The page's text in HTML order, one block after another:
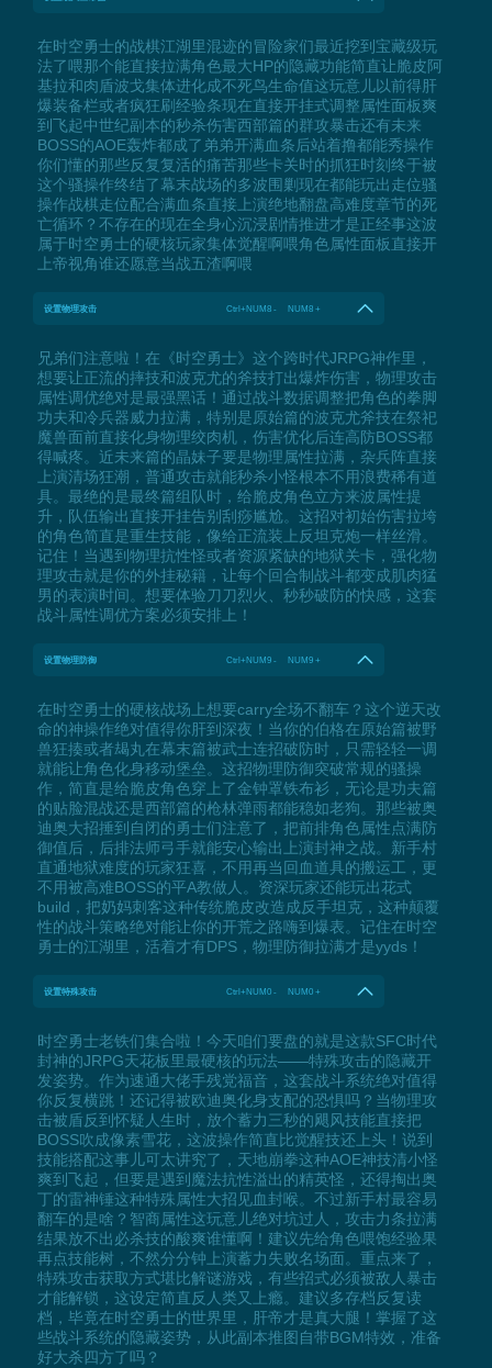
在时空勇士的战棋江湖里混迹的冒险家们最近挖到宝藏级玩
法了喂那个能直接拉满角色最大HP的隐藏功能简直让脆皮阿
基拉和肉盾波戈集体进化成不死鸟生命值这玩意儿以前得肝
爆装备栏或者疯狂刷经验条现在直接开挂式调整属性面板爽
到飞起中世纪副本的秒杀伤害西部篇的群攻暴击还有未来
BOSS的AOE轰炸都成了弟弟开满血条后站着撸都能秀操作
你们懂的那些反复复活的痛苦那些卡关时的抓狂时刻终于被
这个骚操作终结了幕末战场的多波围剿现在都能玩出走位骚
操作战棋走位配合满血条直接上演绝地翻盘高难度章节的死
亡循环？不存在的现在全身心沉浸剧情推进才是正经事这波
属于时空勇士的硬核玩家集体觉醒啊喂角色属性面板直接开
上帝视角谁还愿意当战五渣啊喂
设置物理攻击 Ctrl+NUM8 - NUM8 +
兄弟们注意啦！在《时空勇士》这个跨时代JRPG神作里，
想要让正流的摔技和波克尤的斧技打出爆炸伤害，物理攻击
属性调优绝对是最强黑话！通过战斗数据调整把角色的拳脚
功夫和冷兵器威力拉满，特别是原始篇的波克尤斧技在祭祀
魔兽面前直接化身物理绞肉机，伤害优化后连高防BOSS都
得喊疼。近未来篇的晶妹子要是物理属性拉满，杂兵阵直接
上演清场狂潮，普通攻击就能秒杀小怪根本不用浪费稀有道
具。最绝的是最终篇组队时，给脆皮角色立方来波属性提
升，队伍输出直接开挂告别刮痧尴尬。这招对初始伤害拉垮
的角色简直是重生技能，像给正流装上反坦克炮一样丝滑。
记住！当遇到物理抗性怪或者资源紧缺的地狱关卡，强化物
理攻击就是你的外挂秘籍，让每个回合制战斗都变成肌肉猛
男的表演时间。想要体验刀刀烈火、秒秒破防的快感，这套
战斗属性调优方案必须安排上！
设置物理防御 Ctrl+NUM9 - NUM9 +
在时空勇士的硬核战场上想要carry全场不翻车？这个逆天改
命的神操作绝对值得你肝到深夜！当你的伯格在原始篇被野
兽狂揍或者朅丸在幕末篇被武士连招破防时，只需轻轻一调
就能让角色化身移动堡垒。这招物理防御突破常规的骚操
作，简直是给脆皮角色穿上了金钟罩铁布衫，无论是功夫篇
的贴脸混战还是西部篇的枪林弹雨都能稳如老狗。那些被奥
迪奥大招捶到自闭的勇士们注意了，把前排角色属性点满防
御值后，后排法师弓手就能安心输出上演封神之战。新手村
直通地狱难度的玩家狂喜，不用再当回血道具的搬运工，更
不用被高难BOSS的平A教做人。资深玩家还能玩出花式
build，把奶妈刺客这种传统脆皮改造成反手坦克，这种颠覆
性的战斗策略绝对能让你的开荒之路嗨到爆表。记住在时空
勇士的江湖里，活着才有DPS，物理防御拉满才是yyds！
设置特殊攻击 Ctrl+NUM0 - NUM0 +
时空勇士老铁们集合啦！今天咱们要盘的就是这款SFC时代
封神的JRPG天花板里最硬核的玩法——特殊攻击的隐藏开
发姿势。作为速通大佬手残党福音，这套战斗系统绝对值得
你反复横跳！还记得被欧迪奥化身支配的恐惧吗？当物理攻
击被盾反到怀疑人生时，放个蓄力三秒的飓风技能直接把
BOSS吹成像素雪花，这波操作简直比觉醒技还上头！说到
技能搭配这事儿可太讲究了，天地崩拳这种AOE神技清小怪
爽到飞起，但要是遇到魔法抗性溢出的精英怪，还得掏出奥
丁的雷神锤这种特殊属性大招见血封喉。不过新手村最容易
翻车的是啥？智商属性这玩意儿绝对坑过人，攻击力条拉满
结果放不出必杀技的酸爽谁懂啊！建议先给角色喂饱经验果
再点技能树，不然分分钟上演蓄力失败名场面。重点来了，
特殊攻击获取方式堪比解谜游戏，有些招式必须被敌人暴击
才能解锁，这设定简直反人类又上瘾。建议多存档反复读
档，毕竟在时空勇士的世界里，肝帝才是真大腿！掌握了这
些战斗系统的隐藏姿势，从此副本推图自带BGM特效，准备
好大杀四方了吗？